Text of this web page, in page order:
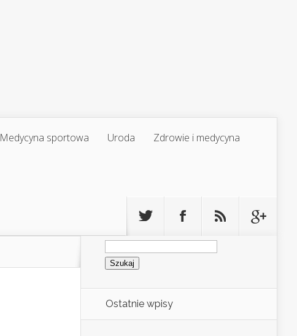
Medycyna sportowa Uroda Zdrowie i medycyna
Szukaj:
Ostatnie wpisy